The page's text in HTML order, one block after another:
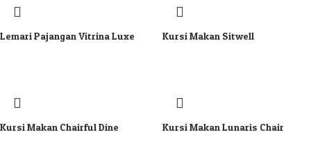
Lemari Pajangan Vitrina Luxe Kursi Makan Sitwell
Kursi Makan Chairful Dine Kursi Makan Lunaris Chair